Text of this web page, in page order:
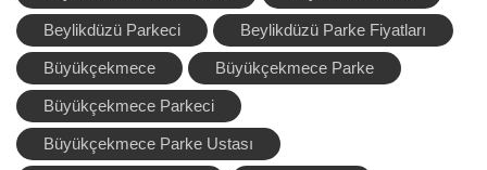
Beylikdüzü Parkeci Beylikdüzü Parke Fiyatları
Büyükçekmece Büyükçekmece Parke
Büyükçekmece Parkeci
Büyükçekmece Parke Ustası